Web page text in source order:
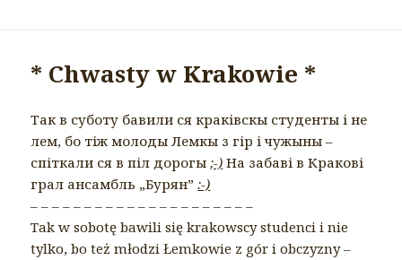
* Chwasty w Krakowie *
Так в суботу бавили ся краківскы студенты і не
лем, бо тіж молоды Лемкы з гір і чужыны –
спіткали ся в піл дорогы;-) На забаві в Кракові
грал ансамбль „Бурян”:-)
– – – – – – – – – – – – – – – – – – – – –
Tak w sobotę bawili się krakowscy studenci i nie
tylko, bo też młodzi Łemkowie z gór i obczyzny –